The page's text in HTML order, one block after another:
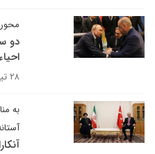
دو
۲۸ تیر ۱۴۰۱
به